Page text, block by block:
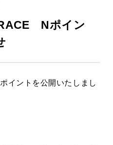
Nポイン
イントを公開いたしまし